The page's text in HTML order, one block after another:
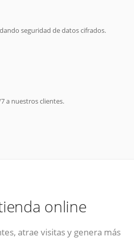
seguridad de datos cifrados.
a nuestros clientes.
online
atrae visitas y genera más